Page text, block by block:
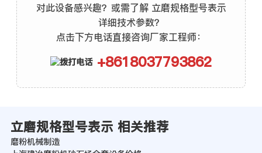
对此设备感兴趣？或需了解 立磨规格型号表示
详细技术参数？
点击下方电话直接咨询厂家工程师：
+8618037793862
立磨规格型号表示 相关推荐
磨粉机械制造